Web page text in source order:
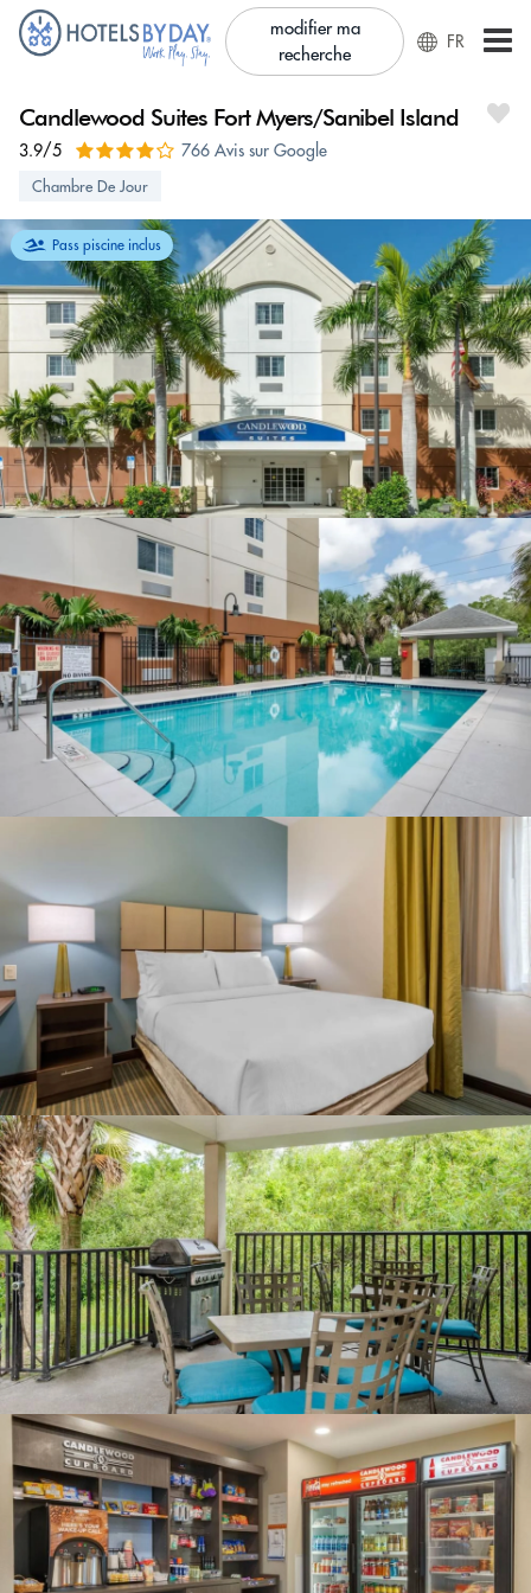
modifier ma
recherche
FR
Candlewood Suites Fort Myers/Sanibel Island
3.9/5 766 Avis sur Google
Chambre De Jour
Pass piscine inclus